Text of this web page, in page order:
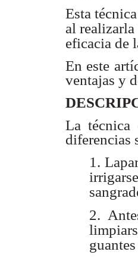
Esta
al
eficacia de
En este
ventajas y
La técnica
diferencias
1.
2.